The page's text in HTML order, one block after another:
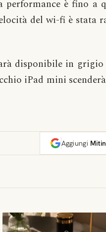
è fino a
del wi-fi è stata
disponibile in grigio
iPad mini
Aggiungi